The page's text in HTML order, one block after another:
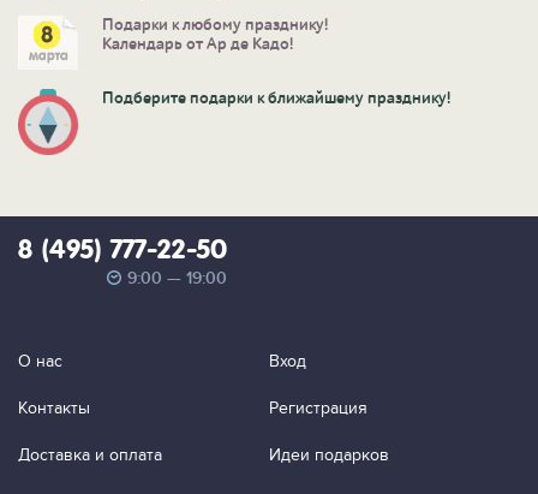
Подарки к любому празднику!
Календарь от Ар де Кадо!
Подберите подарки к ближайшему празднику!
8 (495) 777-22-50
9:00 — 19:00
О нас
Контакты
Доставка и оплата
Вход
Регистрация
Идеи подарков